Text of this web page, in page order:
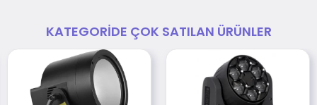
KATEGORIDE ÇOK SATILAN ÜRÜNLER